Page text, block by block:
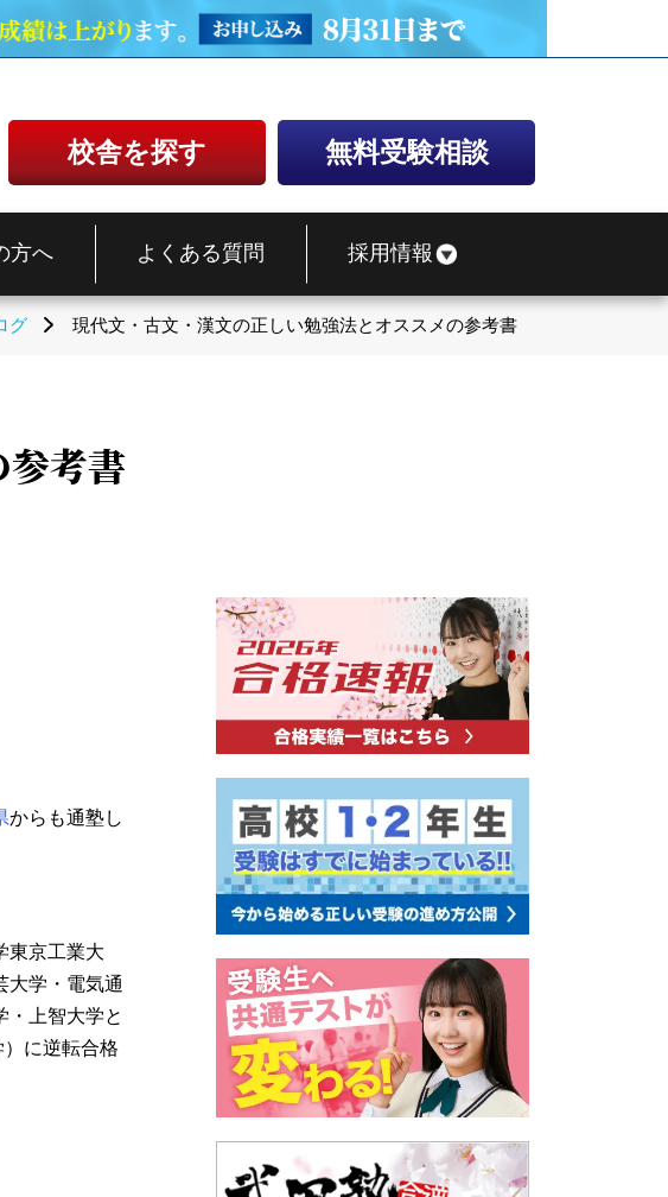
校舎を探す 無料受験相談
方へ よくある質問 採用情報
グ 現代文・古文・漢文の正しい勉強法とオススメの参考書
参考書
からも通塾し
東京工業大
大学・電気通
・上智大学と
に逆転合格